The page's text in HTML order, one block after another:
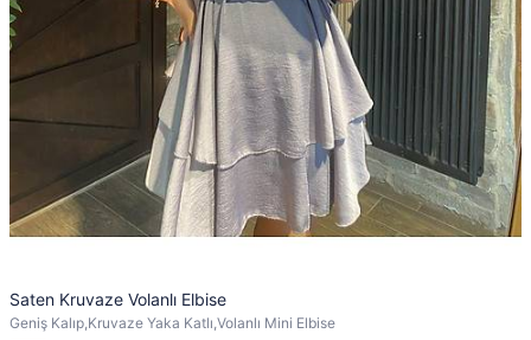
Saten Kruvaze Volanlı Elbise
Geniş Kalıp,Kruvaze Yaka Katlı,Volanlı Mini Elbise